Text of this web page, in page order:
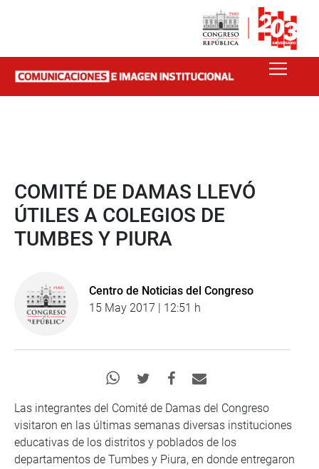
COMITÉ DE DAMAS LLEVÓ
ÚTILES A COLEGIOS DE
TUMBES Y PIURA
Centro de Noticias del Congreso
15 May 2017 | 12:51 h
Las integrantes del Comité de Damas del Congreso
visitaron en las últimas semanas diversas instituciones
educativas de los distritos y poblados de los
departamentos de Tumbes y Piura, en donde entregaron